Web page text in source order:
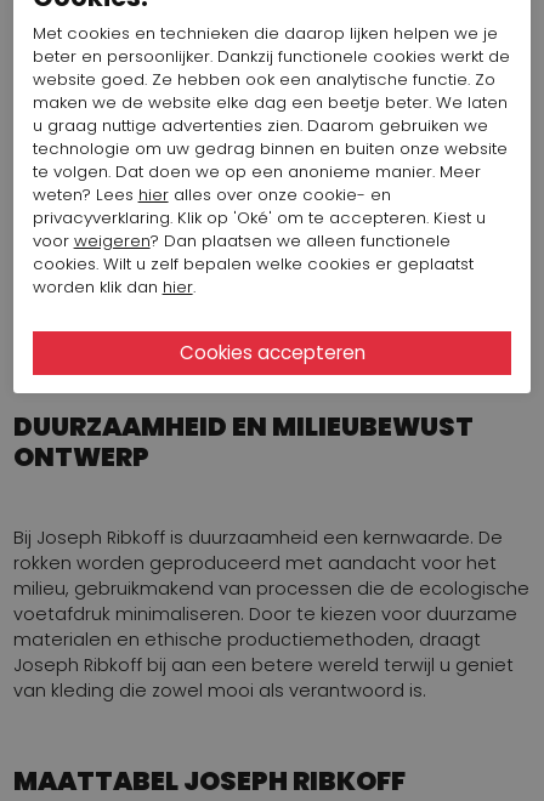
IND SNEL UW JOSEPH RIBKOFF
KLEDING BIJ PENNNKHOF
Joseph Ribkoff
broeken
Joseph Ribkoff
tops
Joseph Ribkoff
jurken
Joseph Ribkoff
blazers
Joseph Ribkoff
DUURZAAMHEID EN MILIEUBEWUST
ONTWERP
Bij Joseph Ribkoff is duurzaamheid een kernwaarde. De
rokken worden geproduceerd met aandacht voor het
milieu, gebruikmakend van processen die de ecologische
voetafdruk minimaliseren. Door te kiezen voor duurzame
materialen en ethische productiemethoden, draagt
Joseph Ribkoff bij aan een betere wereld terwijl u geniet
van kleding die zowel mooi als verantwoord is.
MAATTABEL JOSEPH RIBKOFF
Met cookies en technieken die daarop lijken helpen we je
beter en persoonlijker. Dankzij functionele cookies werkt de
website goed. Ze hebben ook een analytische functie. Zo
maken we de website elke dag een beetje beter. We laten
u graag nuttige advertenties zien. Daarom gebruiken we
technologie om uw gedrag binnen en buiten onze website
te volgen. Dat doen we op een anonieme manier. Meer
weten? Lees hieralles over onze cookie- en
privacyverklaring. Klik op 'Oké' om te accepteren. Kiest u
voor weigeren? Dan plaatsen we alleen functionele
cookies. Wilt u zelf bepalen welke cookies er geplaatst
worden klik dan hier.